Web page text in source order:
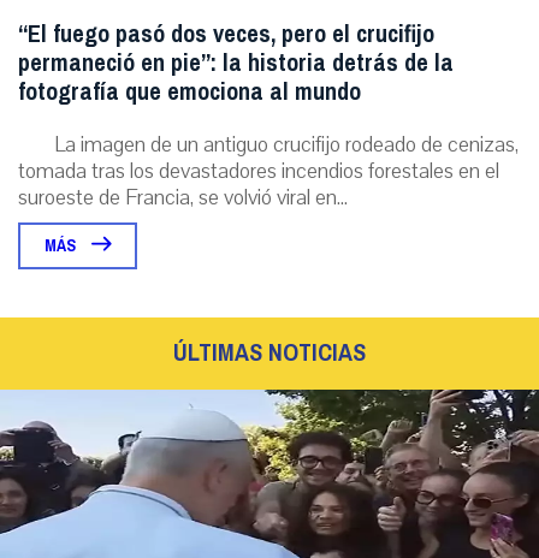
“El fuego pasó dos veces, pero el crucifijo
permaneció en pie”: la historia detrás de la
fotografía que emociona al mundo
La imagen de un antiguo crucifijo rodeado de cenizas,
tomada tras los devastadores incendios forestales en el
suroeste de Francia, se volvió viral en...
MÁS
ÚLTIMAS NOTICIAS